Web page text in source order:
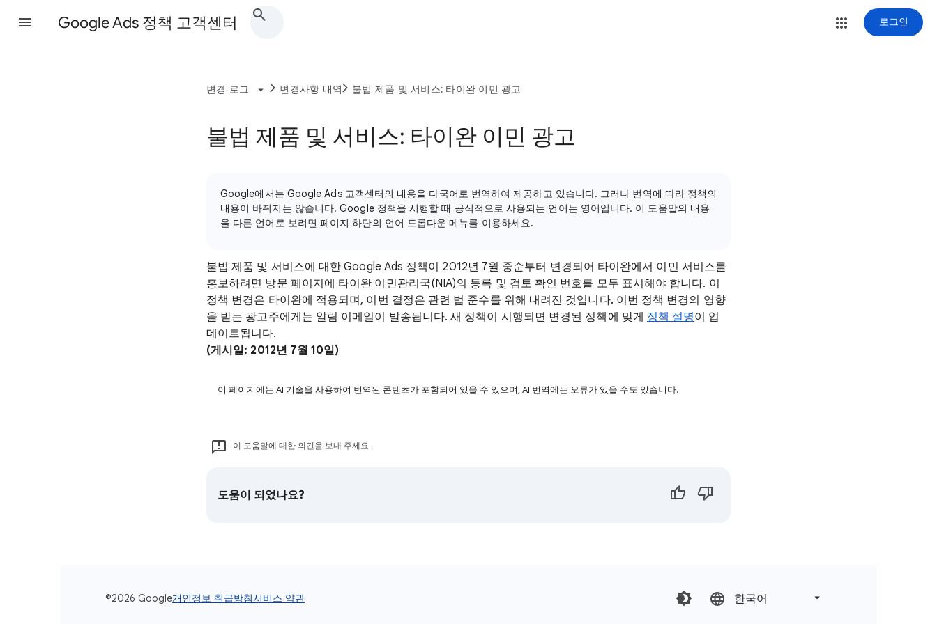
Google Ads 정책 고객센터 로그인
변경 로그 변경사항 내역 불법 제품 및 서비스: 타이완 이민 광고
불법 제품 및 서비스: 타이완 이민 광고
Google에서는 Google Ads 고객센터의 내용을 다국어로 번역하여 제공하고 있습니다. 그러나 번역에 따라 정책의
내용이 바뀌지는 않습니다. Google 정책을 시행할 때 공식적으로 사용되는 언어는 영어입니다. 이 도움말의 내용
을 다른 언어로 보려면 페이지 하단의 언어 드롭다운 메뉴를 이용하세요.
불법 제품 및 서비스에 대한 Google Ads 정책이 2012년 7월 중순부터 변경되어 타이완에서 이민 서비스를
홍보하려면 방문 페이지에 타이완 이민관리국(NIA)의 등록 및 검토 확인 번호를 모두 표시해야 합니다. 이
정책 변경은 타이완에 적용되며, 이번 결정은 관련 법 준수를 위해 내려진 것입니다. 이번 정책 변경의 영향
을 받는 광고주에게는 알림 이메일이 발송됩니다. 새 정책이 시행되면 변경된 정책에 맞게 정책 설명이 업
데이트됩니다.
(게시일: 2012년 7월 10일)
이 페이지에는 AI 기술을 사용하여 번역된 콘텐츠가 포함되어 있을 수 있으며, AI 번역에는 오류가 있을 수도 있습니다.
이 도움말에 대한 의견을 보내 주세요.
도움이 되었나요?
©2026 Google개인정보 취급방침서비스 약관 한국어‎